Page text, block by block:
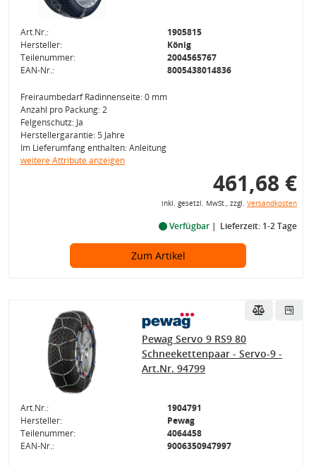
Art.Nr.:
1905815
Hersteller:
König
Teilenummer:
2004565767
EAN-Nr.:
8005438014836
Freiraumbedarf Radinnenseite: 0 mm
Anzahl pro Packung: 2
Felgenschutz: Ja
Herstellergarantie: 5 Jahre
Im Lieferumfang enthalten: Anleitung
weitere Attribute anzeigen
461,68 €
inkl. gesetzl. MwSt., zzgl. Versandkosten
Verfügbar Lieferzeit: 1-2 Tage
Zum Artikel
Pewag Servo 9 RS9 80
Schneekettenpaar - Servo-9 -
Art.Nr. 94799
Art.Nr.:
1904791
Hersteller:
Pewag
Teilenummer:
4064458
EAN-Nr.:
9006350947997